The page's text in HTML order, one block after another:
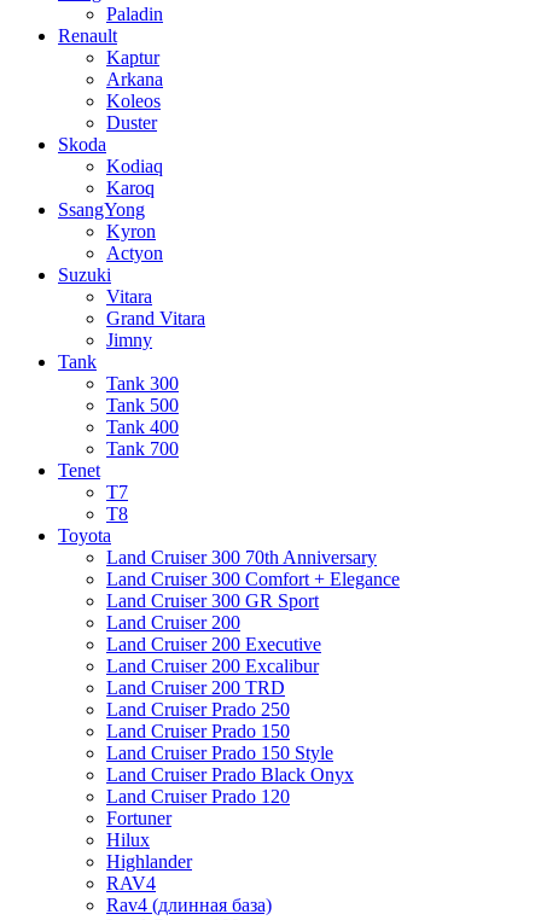
Paladin
Renault
Kaptur
Arkana
Koleos
Duster
Skoda
Kodiaq
Karoq
SsangYong
Kyron
Actyon
Suzuki
Vitara
Grand Vitara
Jimny
Tank
Tank 300
Tank 500
Tank 400
Tank 700
Tenet
T7
T8
Toyota
Land Cruiser 300 70th Anniversary
Land Cruiser 300 Comfort + Elegance
Land Cruiser 300 GR Sport
Land Cruiser 200
Land Cruiser 200 Executive
Land Cruiser 200 Excalibur
Land Cruiser 200 TRD
Land Cruiser Prado 250
Land Cruiser Prado 150
Land Cruiser Prado 150 Style
Land Cruiser Prado Black Onyx
Land Cruiser Prado 120
Fortuner
Hilux
Highlander
RAV4
Rav4 (длинная база)